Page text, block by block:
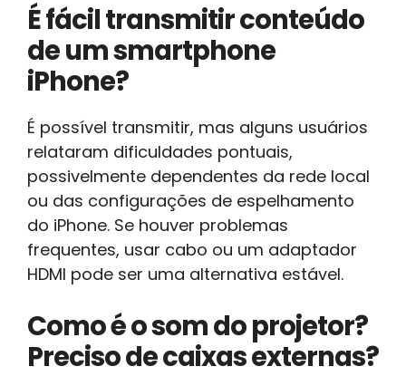
É fácil transmitir conteúdo
de um smartphone
iPhone?
É possível transmitir, mas alguns usuários
relataram dificuldades pontuais,
possivelmente dependentes da rede local
ou das configurações de espelhamento
do iPhone. Se houver problemas
frequentes, usar cabo ou um adaptador
HDMI pode ser uma alternativa estável.
Como é o som do projetor?
Preciso de caixas externas?